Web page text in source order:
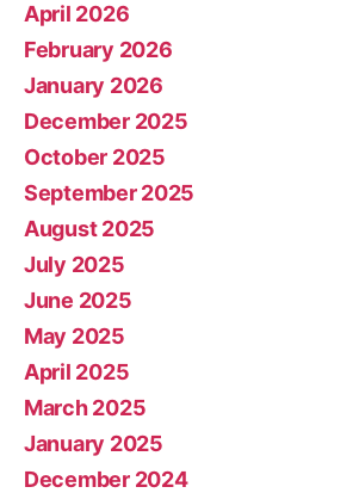
April 2026
February 2026
January 2026
December 2025
October 2025
September 2025
August 2025
July 2025
June 2025
May 2025
April 2025
March 2025
January 2025
December 2024